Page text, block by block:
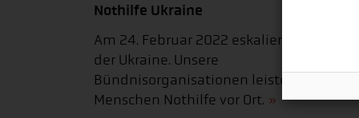
Nothilfe Ukraine
Am 24. Februar 2022 eskalierte der Krieg
der Ukraine. Unsere
Bündnisorganisationen leisten den
Menschen Nothilfe vor Ort.